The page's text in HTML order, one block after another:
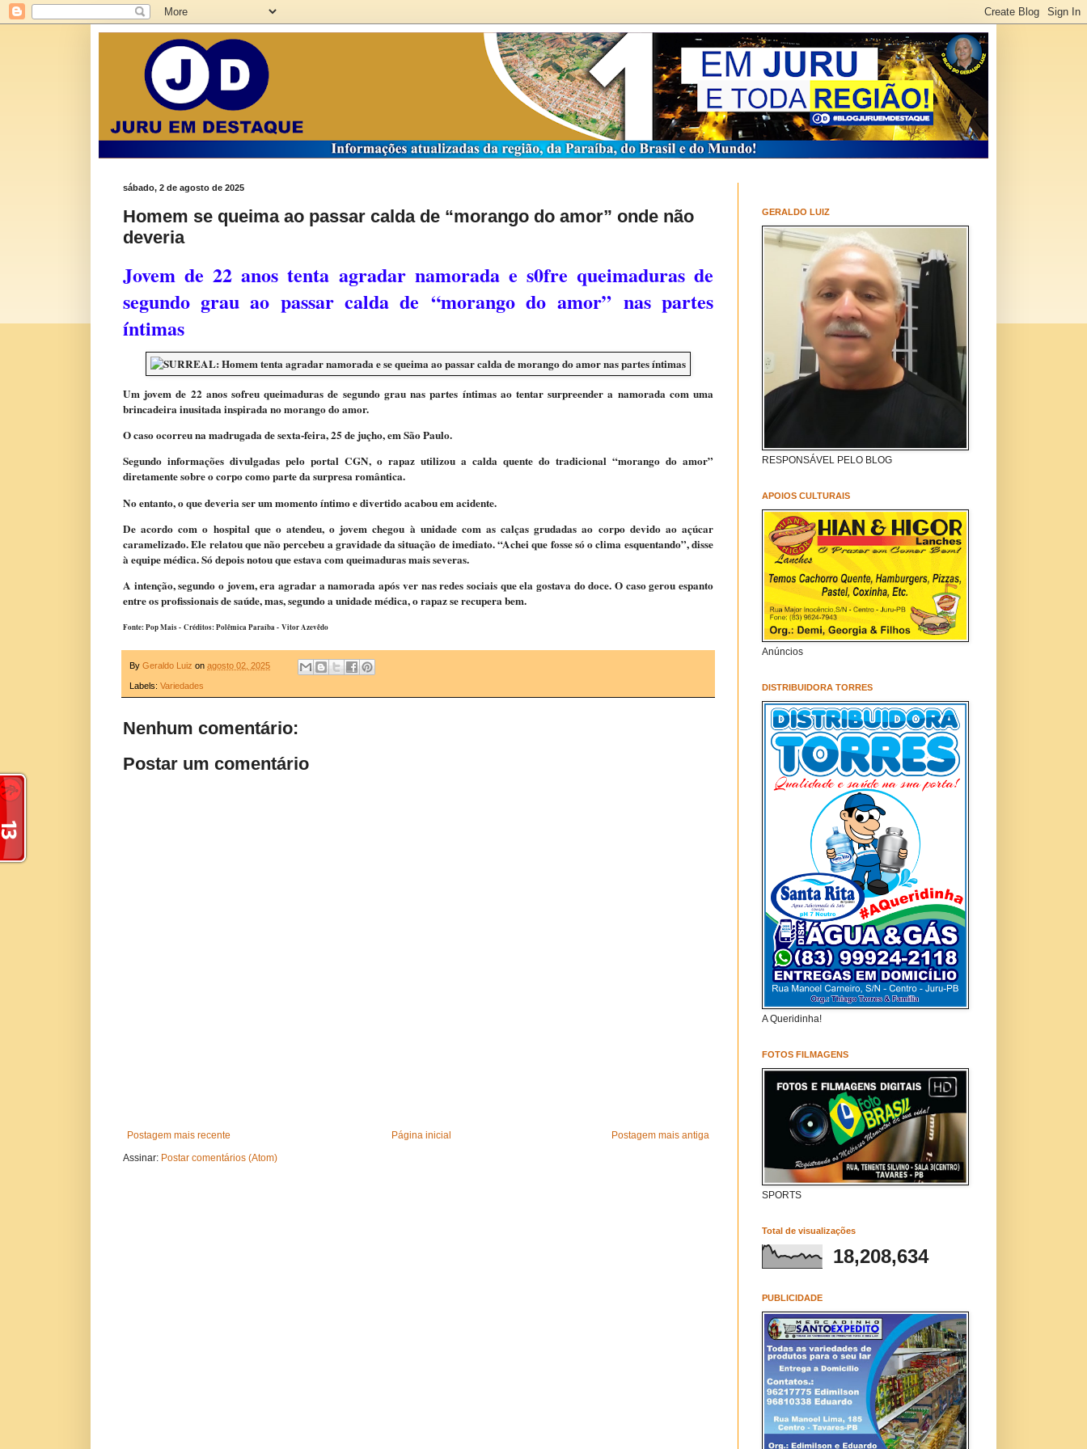
sábado, 2 de agosto de 2025
Homem se queima ao passar calda de “morango do amor” onde não
deveria
Jovem de 22 anos tenta agradar namorada e s0fre queimaduras de
segundo grau ao passar calda de“morango do amor”nas partes
íntimas
Um jovem de 22 anos sofreu queimaduras de segundo grau nas partes íntimas ao tentar surpreender a namorada com uma
brincadeira inusitada inspirada no morango do amor.
O caso ocorreu na madrugada de sexta-feira, 25 de juçho, em São Paulo.
Segundo informações divulgadas pelo portal CGN, o rapaz utilizou a calda quente do tradicional “morango do amor”
diretamente sobre o corpo como parte da surpresa romântica.
No entanto, o que deveria ser um momento íntimo e divertido acabou em acidente.
De acordo com o hospital que o atendeu, o jovem chegou à unidade com as calças grudadas ao corpo devido ao açúcar
caramelizado. Ele relatou que não percebeu a gravidade da situação de imediato. “Achei que fosse só o clima esquentando”, disse
à equipe médica. Só depois notou que estava com queimaduras mais severas.
A intenção, segundo o jovem, era agradar a namorada após ver nas redes sociais que ela gostava do doce. O caso gerou espanto
entre os profissionais de saúde, mas, segundo a unidade médica, o rapaz se recupera bem.
Fonte: Pop Mais - Créditos: Polêmica Paraíba - Vitor Azevêdo
By Geraldo Luiz on agosto 02, 2025
Labels: Variedades
Nenhum comentário:
Postar um comentário
Postagem mais recente Postagem mais antiga
Página inicial
Assinar: Postar comentários (Atom)
GERALDO LUIZ
RESPONSÁVEL PELO BLOG
APOIOS CULTURAIS
Anúncios
DISTRIBUIDORA TORRES
A Queridinha!
FOTOS FILMAGENS
SPORTS
Total de visualizações
18,208,634
PUBLICIDADE